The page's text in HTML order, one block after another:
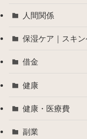
人間関係
保湿ケア｜スキ
借金
健康
健康・医療費
副業